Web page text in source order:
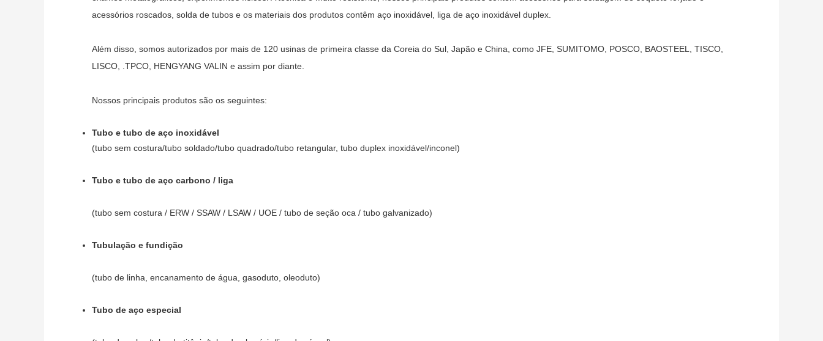
acessórios roscados, solda de tubos e os materiais dos produtos contêm aço inoxidável, liga de aço inoxidável duplex.
Além disso, somos autorizados por mais de 120 usinas de primeira classe da Coreia do Sul, Japão e China, como JFE, SUMITOMO, POSCO, BAOSTEEL, TISCO,
LISCO, .TPCO, HENGYANG VALIN e assim por diante.
Nossos principais produtos são os seguintes:
Tubo e tubo de aço inoxidável
(tubo sem costura/tubo soldado/tubo quadrado/tubo retangular, tubo duplex inoxidável/inconel)
Tubo e tubo de aço carbono / liga
(tubo sem costura / ERW / SSAW / LSAW / UOE / tubo de seção oca / tubo galvanizado)
Tubulação e fundição
(tubo de linha, encanamento de água, gasoduto, oleoduto)
Tubo de aço especial